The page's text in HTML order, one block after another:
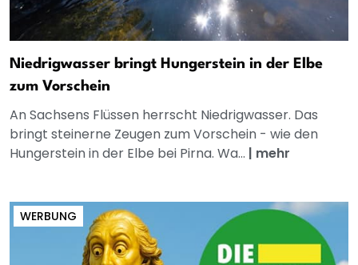
Niedrigwasser bringt Hungerstein in der Elbe
zum Vorschein
An Sachsens Flüssen herrscht Niedrigwasser. Das
bringt steinerne Zeugen zum Vorschein - wie den
Hungerstein in der Elbe bei Pirna. Wa... | mehr
WERBUNG